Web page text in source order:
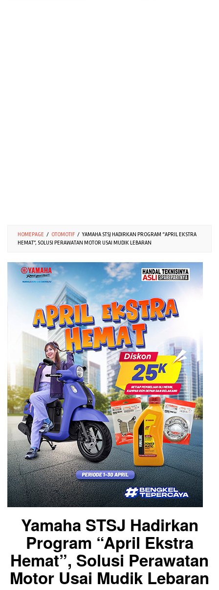
HOMEPAGE / OTOMOTIF / YAMAHA STSJ HADIRKAN PROGRAM “APRIL EKSTRA
HEMAT”, SOLUSI PERAWATAN MOTOR USAI MUDIK LEBARAN
Yamaha STSJ Hadirkan
Program “April Ekstra
Hemat”, Solusi Perawatan
Motor Usai Mudik Lebaran